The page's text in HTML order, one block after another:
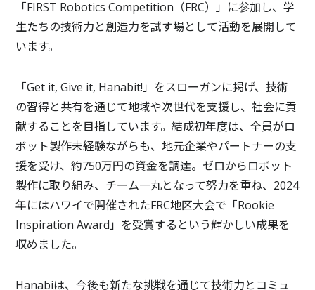
「FIRST Robotics Competition（FRC）」に参加し、学
生たちの技術力と創造力を試す場として活動を展開して
います。
「Get it, Give it, Hanabit!」をスローガンに掲げ、技術
の習得と共有を通じて地域や次世代を支援し、社会に貢
献することを目指しています。結成初年度は、全員がロ
ボット製作未経験ながらも、地元企業やパートナーの支
援を受け、約750万円の資金を調達。ゼロからロボット
製作に取り組み、チーム一丸となって努力を重ね、2024
年にはハワイで開催されたFRC地区大会で「Rookie
Inspiration Award」を受賞するという輝かしい成果を
収めました。
Hanabiは、今後も新たな挑戦を通じて技術力とコミュ